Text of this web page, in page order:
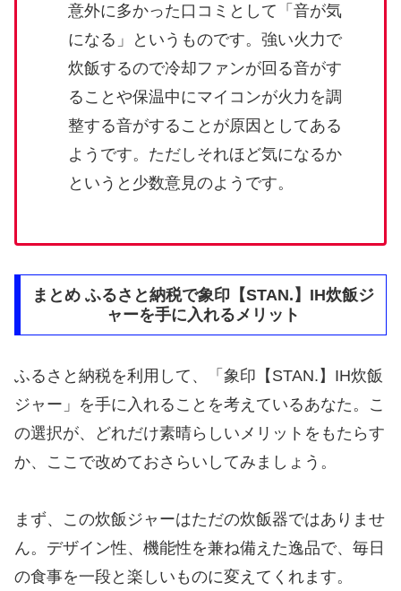
意外に多かった口コミとして「音が気
になる」というものです。強い火力で
炊飯するので冷却ファンが回る音がす
ることや保温中にマイコンが火力を調
整する音がすることが原因としてある
ようです。ただしそれほど気になるか
というと少数意見のようです。
まとめ ふるさと納税で象印【STAN.】IH炊飯ジ
ャーを手に入れるメリット
ふるさと納税を利用して、「象印【STAN.】IH炊飯
ジャー」を手に入れることを考えているあなた。こ
の選択が、どれだけ素晴らしいメリットをもたらす
か、ここで改めておさらいしてみましょう。
まず、この炊飯ジャーはただの炊飯器ではありませ
ん。デザイン性、機能性を兼ね備えた逸品で、毎日
の食事を一段と楽しいものに変えてくれます。